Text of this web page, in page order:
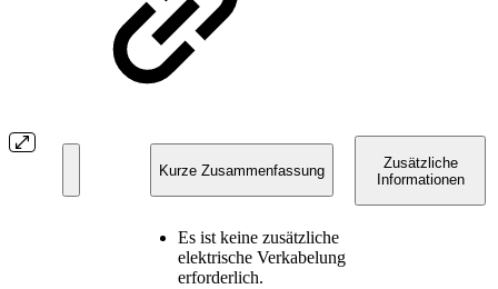
Kurze Zusammenfassung
Zusätzliche
Informationen
Es ist keine zusätzliche
elektrische Verkabelung
erforderlich.